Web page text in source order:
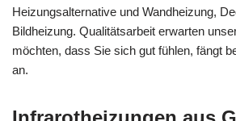
Heizungsalternative und Wandheizung,
Bildheizung. Qualitätsarbeit erwarten
möchten, dass Sie sich gut fühlen, fängt
an.